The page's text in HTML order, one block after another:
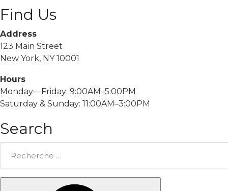
Find Us
Address
123 Main Street
New York, NY 10001
Hours
Monday—Friday: 9:00AM–5:00PM
Saturday & Sunday: 11:00AM–3:00PM
Search